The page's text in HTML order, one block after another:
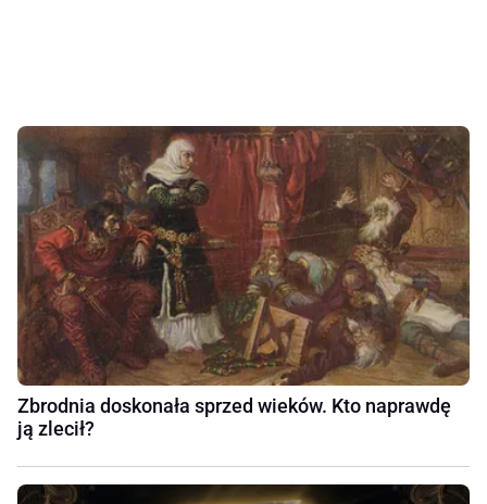
Zbrodnia doskonała sprzed wieków. Kto naprawdę
ją zlecił?